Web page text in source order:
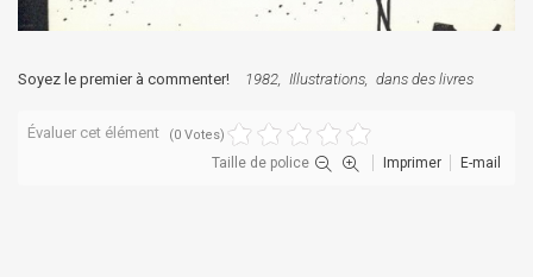
Soyez le premier à commenter! 1982 Illustrations dans des livres
Évaluer cet élément (0 Votes)
Taille de police Imprimer E-mail